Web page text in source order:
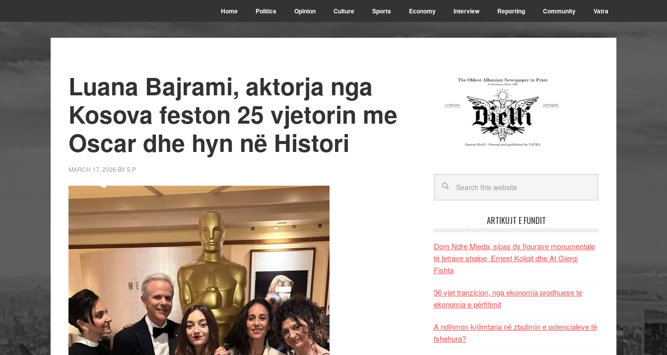
Home Politics Opinion Culture Sports Economy Interview Reporting Community Vatra
Luana Bajrami, aktorja nga
Kosova feston 25 vjetorin me
Oscar dhe hyn në Histori
MARCH 17, 2026 BYS P
ARTIKUJT E FUNDIT
Dom Ndre Mjeda, sipas dy figurave monumentale
të letrave shqipe, Ernest Koliqit dhe At Gjergj
Fishta
36 vjet tranzicion, nga ekonomia prodhuese te
ekonomia e përfitimit
A ndihmon krijimtaria në zbulimin e potencialeve të
fshehura?